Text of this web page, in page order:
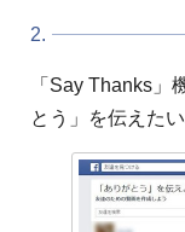
2.
「Say Thanks」
とう」を伝えた